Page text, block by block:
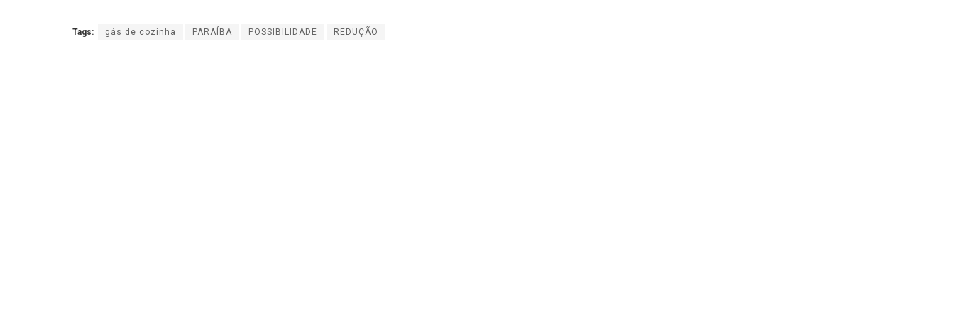
Tags: gás de cozinha PARAÍBA POSSIBILIDADE REDUÇÃO